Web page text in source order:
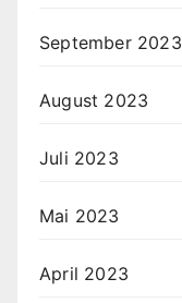
September 2023
August 2023
Juli 2023
Mai 2023
April 2023